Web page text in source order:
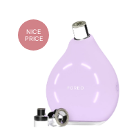
NICE
PRICE